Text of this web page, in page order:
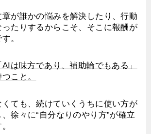
が誰かの悩みを解決したり、行動
たりするからこそ、そこに報酬が
。
は味方であり、補助輪でもある」
こと。
ても、続けていくうちに使い方が
徐々に“自分なりのやり方”が確立